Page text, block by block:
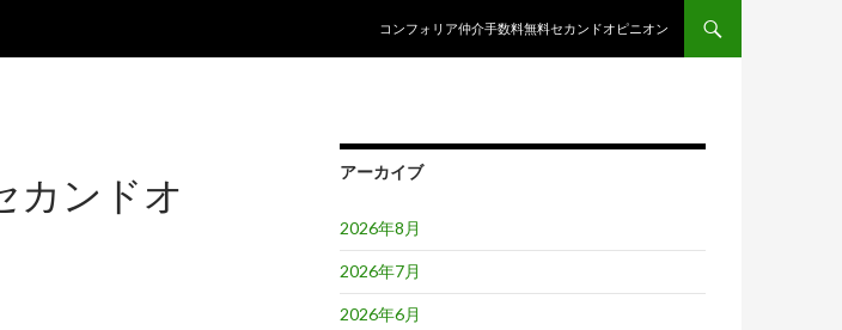
コンフォリア仲介手数料無料セカンドオピニオン
カンドオ
アーカイブ
2026年8月
2026年7月
2026年6月